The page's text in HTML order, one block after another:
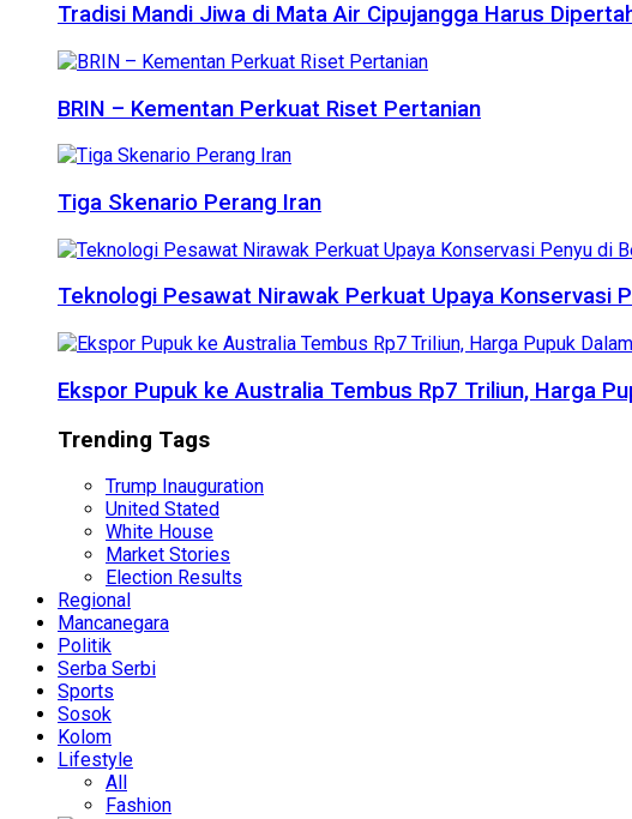
Tradisi Mandi Jiwa di Mata Air Cipujangga Harus
BRIN – Kementan Perkuat Riset Pertanian
Tiga Skenario Perang Iran
Teknologi Pesawat Nirawak Perkuat Upaya Konservasi
Ekspor Pupuk ke Australia Tembus Rp7 Triliun, Harga
Trending Tags
Trump Inauguration
United Stated
White House
Market Stories
Election Results
Regional
Mancanegara
Politik
Serba Serbi
Sports
Sosok
Kolom
Lifestyle
All
Fashion